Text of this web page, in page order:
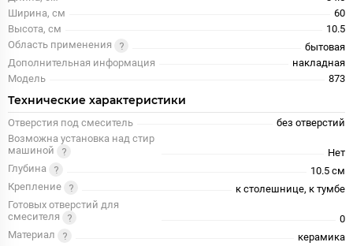
Ширина, см
60
Высота, см
10.5
Область применения
бытовая
Дополнительная информация
накладная
Модель
873
Технические характеристики
Отверстия под смеситель
без отверстий
Возможна установка над стир
машиной
Нет
Глубина
10.5 см
Крепление
к столешнице, к тумбе
Готовых отверстий для
смесителя
0
Материал
керамика